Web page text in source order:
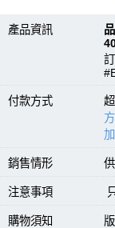
產品資訊
付款方式
銷售情形
注意事項
購物須知